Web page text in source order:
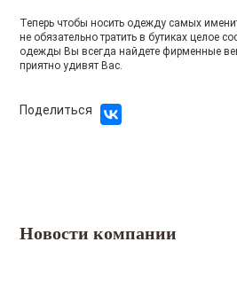
Теперь чтобы носить одежду самых
не обязательно тратить в бутиках целое
одежды Вы всегда найдете фирменные
приятно удивят Вас.
Поделиться
Новости компании